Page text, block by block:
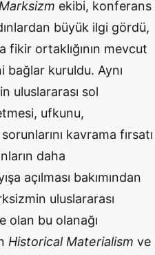
Marksizm ekibi, konferans
büyük ilgi gördü,
ortaklığının mevcut
bağlar kuruldu. Aynı
uluslararası sol
ufkunu,
sorunlarını kavrama fırsatı
daha
açılması bakımından
uluslararası
olan bu olanağı
Historical Materialism ve